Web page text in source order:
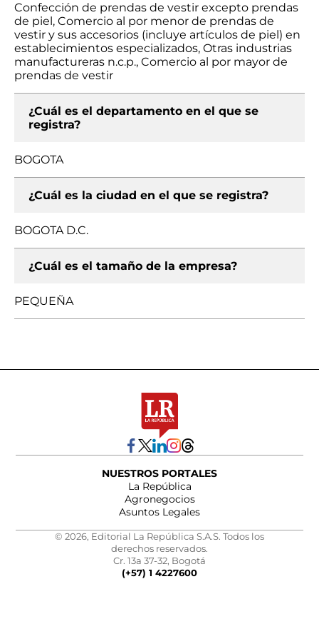
Confección de prendas de vestir excepto prendas
de piel, Comercio al por menor de prendas de
vestir y sus accesorios (incluye artículos de piel) en
establecimientos especializados, Otras industrias
manufactureras n.c.p., Comercio al por mayor de
prendas de vestir
¿Cuál es el departamento en el que se
registra?
BOGOTA
¿Cuál es la ciudad en el que se registra?
BOGOTA D.C.
¿Cuál es el tamaño de la empresa?
PEQUEÑA
NUESTROS PORTALES
La República
Agronegocios
Asuntos Legales
© 2026, Editorial La República S.A.S. Todos los
derechos reservados.
Cr. 13a 37-32, Bogotá
(+57) 1 4227600